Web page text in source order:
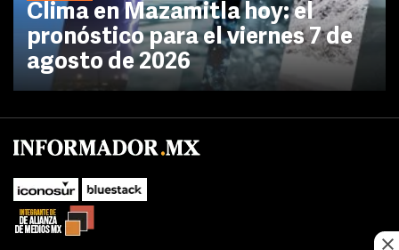
Clima en Mazamitla hoy: el
pronóstico para el viernes 7 de
agosto de 2026